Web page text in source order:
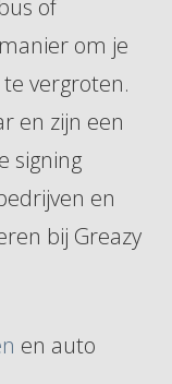
of
om je
vergroten.
en zijn een
signing
en
bij Greazy
en auto